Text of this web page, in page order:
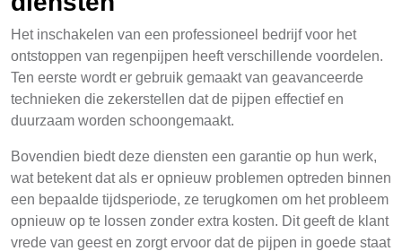
Het inschakelen van een professioneel bedrijf voor het
ontstoppen van regenpijpen heeft verschillende voordelen.
Ten eerste wordt er gebruik gemaakt van geavanceerde
technieken die zekerstellen dat de pijpen effectief en
duurzaam worden schoongemaakt.
Bovendien biedt deze diensten een garantie op hun werk,
wat betekent dat als er opnieuw problemen optreden binnen
een bepaalde tijdsperiode, ze terugkomen om het probleem
opnieuw op te lossen zonder extra kosten. Dit geeft de klant
vrede van geest en zorgt ervoor dat de pijpen in goede staat